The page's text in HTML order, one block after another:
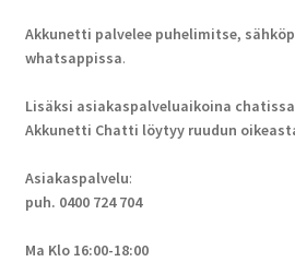
Akkunetti palvelee puhelimitse,
whatsappissa.
Lisäksi asiakaspalveluaikoina
Akkunetti Chatti löytyy ruudun
Asiakaspalvelu:
puh. 0400 724 704
Ma Klo 16:00-18:00